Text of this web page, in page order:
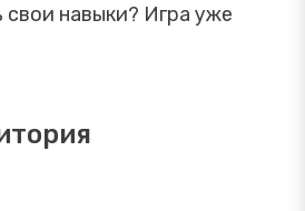
свои навыки? Игра уже